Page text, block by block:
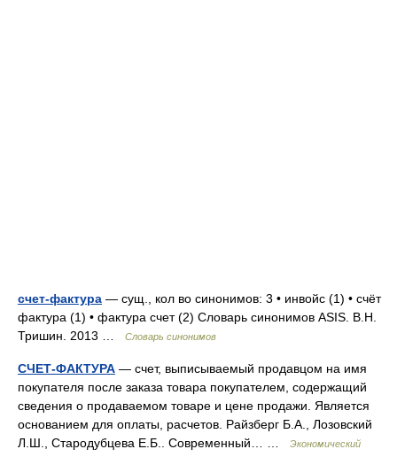
счет-фактура — сущ., кол во синонимов: 3 • инвойс (1) • счёт
фактура (1) • фактура счет (2) Словарь синонимов ASIS. В.Н.
Тришин. 2013 …
Словарь синонимов
СЧЕТ-ФАКТУРА — счет, выписываемый продавцом на имя
покупателя после заказа товара покупателем, содержащий
сведения о продаваемом товаре и цене продажи. Является
основанием для оплаты, расчетов. Райзберг Б.А., Лозовский
Л.Ш., Стародубцева Е.Б.. Современный… …
Экономический